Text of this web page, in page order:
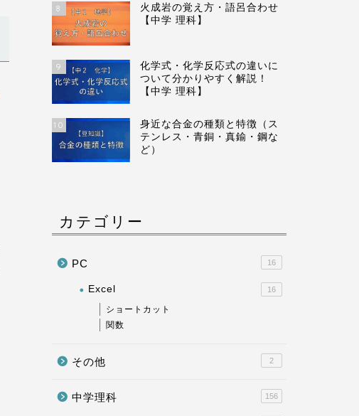
8
火成岩の覚え方・語呂合わせ
【中学 理科】
9
化学式・化学反応式の違いに
ついて分かりやすく解説！
【中学 理科】
10
身近な合金の種類と特徴（ス
テンレス・青銅・真鍮・鋼な
ど）
カテゴリー
PC 16
Excel 16
ショートカット
関数
その他 2
中学理科 156